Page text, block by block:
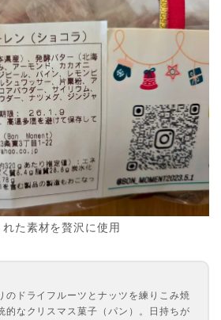
れた素材を贅沢に使用
のドライフルーツとナッツを練りこみ焼
的なクリスマス菓子（パン）。日持ちが